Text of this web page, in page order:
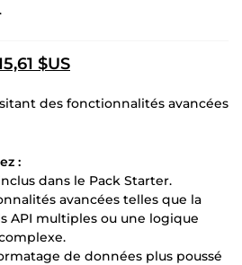
$US
des fonctionnalités avancées
:
dans le Pack Starter.
avancées telles que la
API multiples ou une logique
de données plus poussé